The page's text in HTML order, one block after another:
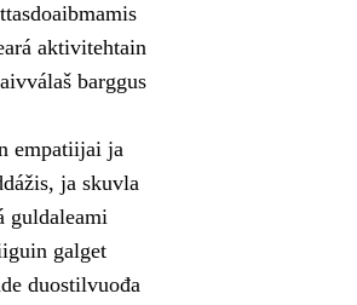
aktivitehtain
barggus
empatiijai ja
ja skuvla
guldaleami
galget
duostilvuođa